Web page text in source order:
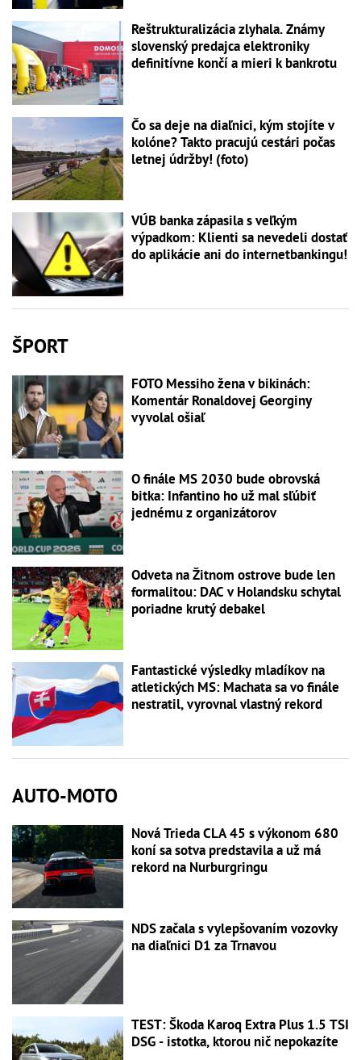
Reštrukturalizácia zlyhala. Známy
slovenský predajca elektroniky
definitívne končí a mieri k bankrotu
Čo sa deje na diaľnici, kým stojíte v
kolóne? Takto pracujú cestári počas
letnej údržby! (foto)
VÚB banka zápasila s veľkým
výpadkom: Klienti sa nevedeli dostať
do aplikácie ani do internetbankingu!
ŠPORT
FOTO Messiho žena v bikinách:
Komentár Ronaldovej Georginy
vyvolal ošiaľ
O finále MS 2030 bude obrovská
bitka: Infantino ho už mal sľúbiť
jednému z organizátorov
Odveta na Žitnom ostrove bude len
formalitou: DAC v Holandsku schytal
poriadne krutý debakel
Fantastické výsledky mladíkov na
atletických MS: Machata sa vo finále
nestratil, vyrovnal vlastný rekord
AUTO-MOTO
Nová Trieda CLA 45 s výkonom 680
koní sa sotva predstavila a už má
rekord na Nurburgringu
NDS začala s vylepšovaním vozovky
na diaľnici D1 za Trnavou
TEST: Škoda Karoq Extra Plus 1.5 TSI
DSG - istotka, ktorou nič nepokazíte